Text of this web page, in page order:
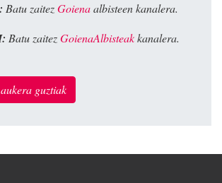
Batu zaitezGoienaalbisteen kanalera.
Batu zaitezGoienaAlbisteakkanalera.
guztiak